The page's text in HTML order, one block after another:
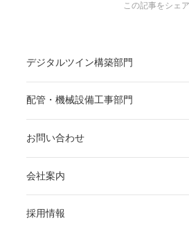
この記事をシェ
デジタルツイン構築部門
配管・機械設備工事部門
お問い合わせ
会社案内
採用情報